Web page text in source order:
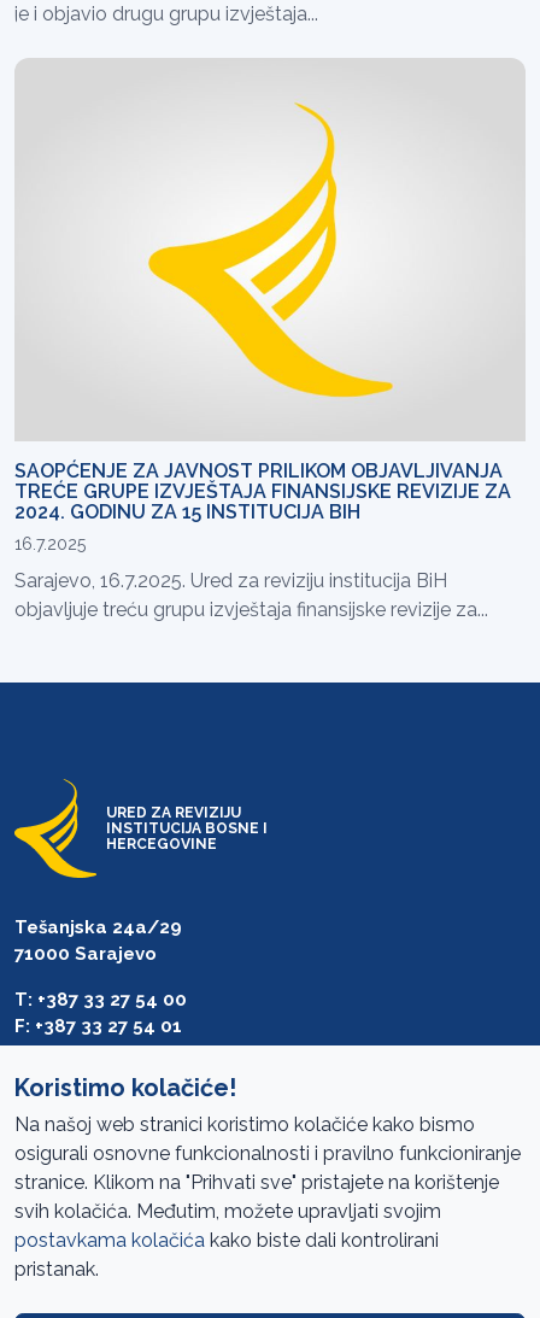
je i objavio drugu grupu izvještaja...
SAOPĆENJE ZA JAVNOST PRILIKOM OBJAVLJIVANJA
TREĆE GRUPE IZVJEŠTAJA FINANSIJSKE REVIZIJE ZA
2024. GODINU ZA 15 INSTITUCIJA BIH
16.7.2025
Sarajevo, 16.7.2025. Ured za reviziju institucija BiH
objavljuje treću grupu izvještaja finansijske revizije za...
URED ZA REVIZIJU
INSTITUCIJA BOSNE I
HERCEGOVINE
Tešanjska 24a/29
71000 Sarajevo
T: +387 33 27 54 00
F: +387 33 27 54 01
Pristup informacijama
Mapa sajta
Oglasi
Koristimo kolačiće!
Na našoj web stranici koristimo kolačiće kako bismo
osigurali osnovne funkcionalnosti i pravilno funkcioniranje
stranice. Klikom na "Prihvati sve" pristajete na korištenje
svih kolačića. Međutim, možete upravljati svojim
postavkama kolačića kako biste dali kontrolirani
pristanak.